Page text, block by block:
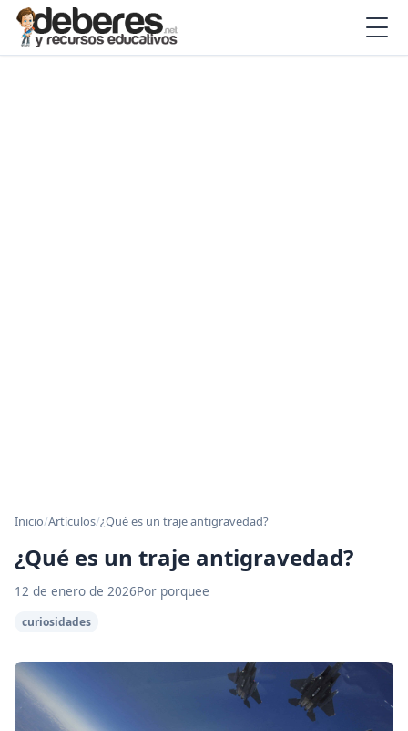
Inicio/Artículos/¿Qué es un traje antigravedad?
¿Qué es un traje antigravedad?
12 de enero de 2026Por porquee
curiosidades